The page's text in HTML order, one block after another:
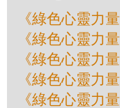
《綠色心靈力
《綠色心靈力
《綠色心靈力
《綠色心靈力
《綠色心靈力